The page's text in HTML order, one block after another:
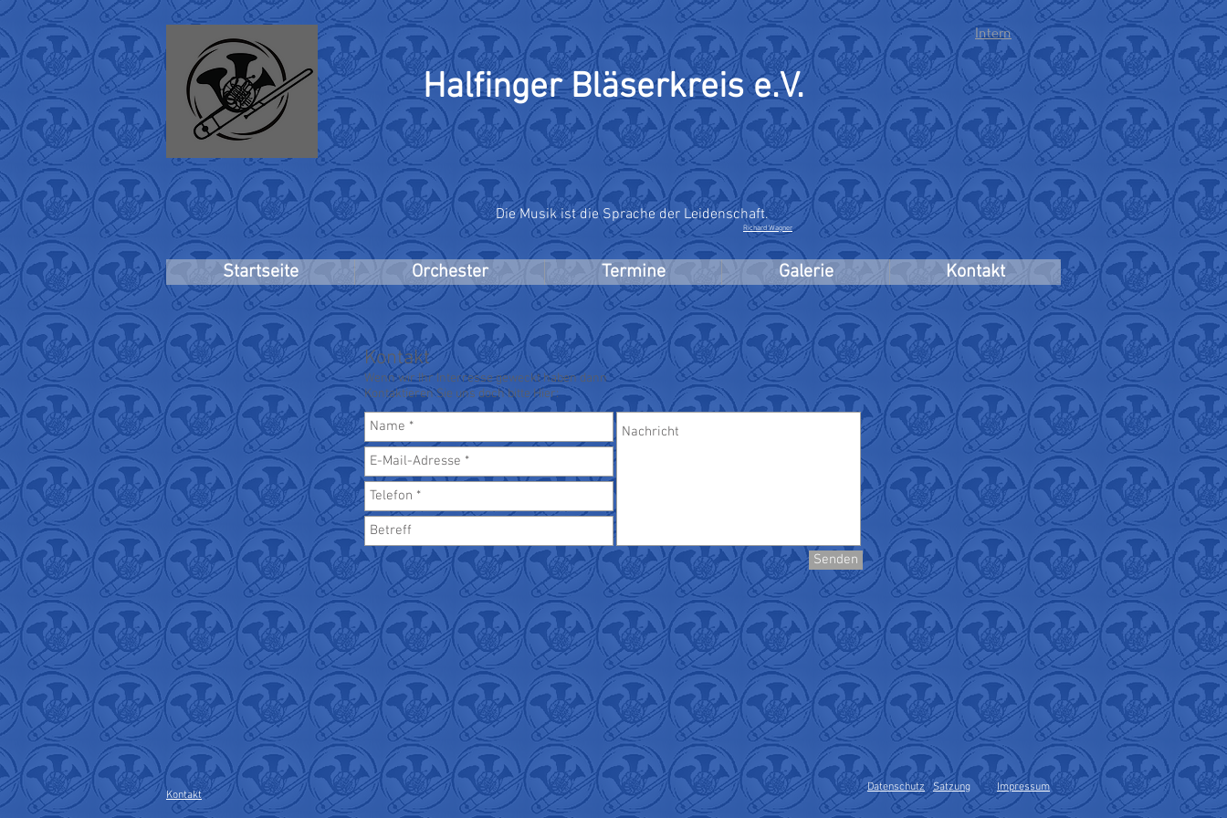
Halfinger Bläserkreis e.V.
Intern
Die Musik ist die Sprache der Leidenschaft.
Richard Wagner
Startseite Orchester Termine Galerie Kontakt
Kontakt
Wenn wir Ihr Interresse geweckt haben dann
Kontaktieren Sie uns doch bitte Hier:
Senden
Kontakt
Datenschutz Satzung Impressum